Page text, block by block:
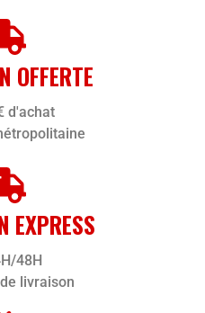
OFFERTE
d'achat
EXPRESS
48H
livraison